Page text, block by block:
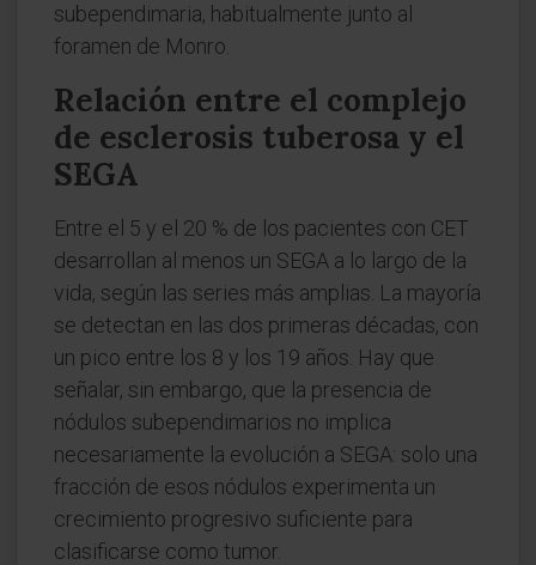
subependimaria, habitualmente junto al
foramen de Monro.
Relación entre el complejo
de esclerosis tuberosa y el
SEGA
Entre el 5 y el 20 % de los pacientes con CET
desarrollan al menos un SEGA a lo largo de la
vida, según las series más amplias. La mayoría
se detectan en las dos primeras décadas, con
un pico entre los 8 y los 19 años. Hay que
señalar, sin embargo, que la presencia de
nódulos subependimarios no implica
necesariamente la evolución a SEGA: solo una
fracción de esos nódulos experimenta un
crecimiento progresivo suficiente para
clasificarse como tumor.